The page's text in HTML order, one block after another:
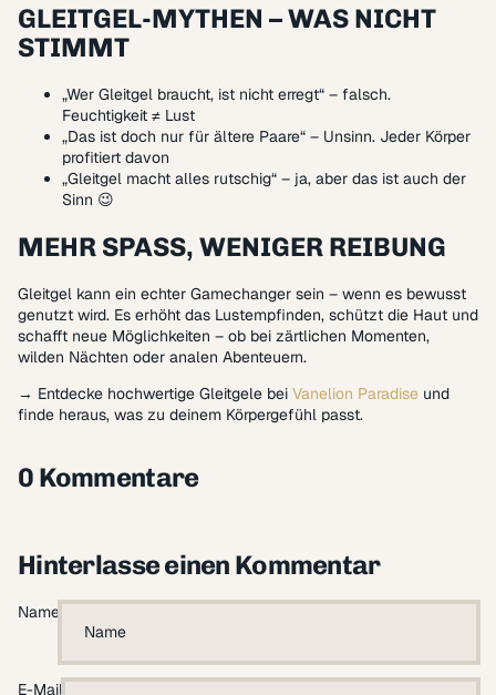
GLEITGEL-MYTHEN – WAS NICHT
STIMMT
„Wer Gleitgel braucht, ist nicht erregt“ – falsch.
Feuchtigkeit ≠ Lust
„Das ist doch nur für ältere Paare“ – Unsinn. Jeder Körper
profitiert davon
„Gleitgel macht alles rutschig“ – ja, aber das ist auch der
Sinn 😉
MEHR SPASS, WENIGER REIBUNG
Gleitgel kann ein echter Gamechanger sein – wenn es bewusst
genutzt wird. Es erhöht das Lustempfinden, schützt die Haut und
schafft neue Möglichkeiten – ob bei zärtlichen Momenten,
wilden Nächten oder analen Abenteuern.
→ Entdecke hochwertige Gleitgele bei Vanelion Paradise und
finde heraus, was zu deinem Körpergefühl passt.
0 Kommentare
Hinterlasse einen Kommentar
Name
E-Mail